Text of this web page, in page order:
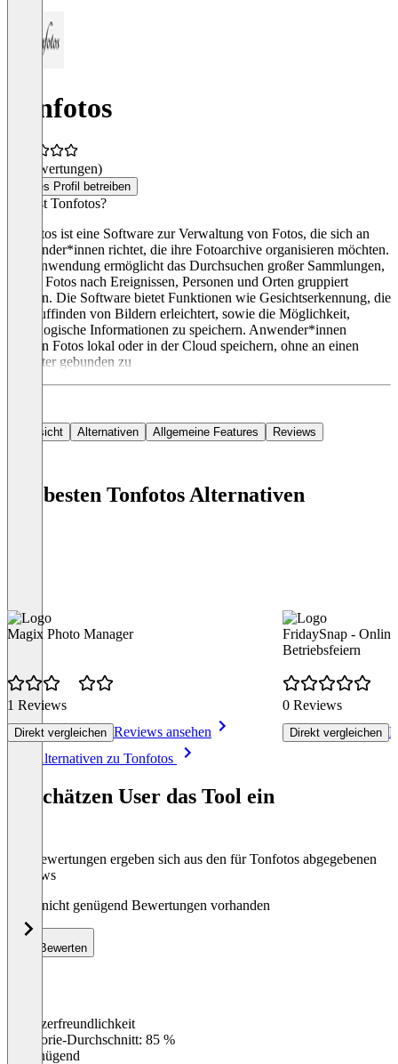
Tonfotos
(0 Bewertungen)
Dieses Profil betreiben
Was ist Tonfotos?
Tonfotos ist eine Software zur Verwaltung von Fotos, die sich an
Anwender*innen richtet, die ihre Fotoarchive organisieren möchten.
Die Anwendung ermöglicht das Durchsuchen großer Sammlungen,
indem Fotos nach Ereignissen, Personen und Orten gruppiert
werden. Die Software bietet Funktionen wie Gesichtserkennung, die
das Auffinden von Bildern erleichtert, sowie die Möglichkeit,
genealogische Informationen zu speichern. Anwender*innen
können Fotos lokal oder in der Cloud speichern, ohne an einen
Anbieter gebunden zu
Übersicht Alternativen Allgemeine Features Reviews
Die besten Tonfotos Alternativen
Magix Photo Manager
1 Reviews
Direkt vergleichen Reviews ansehen
FridaySnap -
Betriebsfeiern
0 Reviews
Direkt vergleichen
Alle Alternativen zu Tonfotos
So schätzen User das Tool ein
Die Bewertungen ergeben sich aus den für Tonfotos abgegebenen
Reviews
Noch nicht genügend Bewertungen vorhanden
Bewerten
Benutzerfreundlichkeit
Kategorie-Durchschnitt: 85 %
Ungenügend